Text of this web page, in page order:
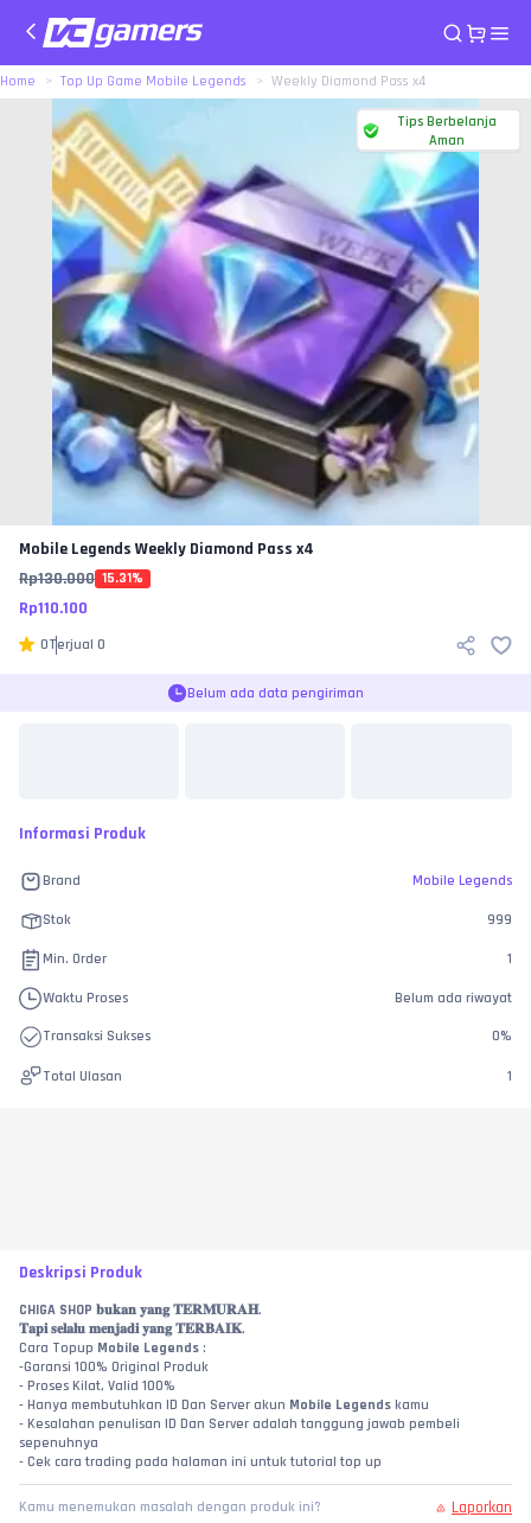
Home Top Up Game Mobile Legends Weekly Diamond Pass x4
Tips Berbelanja
Aman
Mobile Legends Weekly Diamond Pass x4
Rp130.000 15.31%
Rp110.100
0Terjual 0
Belum ada data pengiriman
Informasi Produk
Brand Mobile Legends
Stok 999
Min. Order 1
Waktu Proses Belum ada riwayat
Transaksi Sukses 0%
Total Ulasan 1
Deskripsi Produk
CHIGA SHOP 𝐛𝐮𝐤𝐚𝐧 𝐲𝐚𝐧𝐠 𝐓𝐄𝐑𝐌𝐔𝐑𝐀𝐇.
𝐓𝐚𝐩𝐢 𝐬𝐞𝐥𝐚𝐥𝐮 𝐦𝐞𝐧𝐣𝐚𝐝𝐢 𝐲𝐚𝐧𝐠 𝐓𝐄𝐑𝐁𝐀𝐈𝐊.
Cara Topup Mobile Legends :
-Garansi 100% Original Produk
- Proses Kilat, Valid 100%
- Hanya membutuhkan ID Dan Server akun Mobile Legends kamu
- Kesalahan penulisan ID Dan Server adalah tanggung jawab pembeli
sepenuhnya
- Cek cara trading pada halaman ini untuk tutorial top up
Kamu menemukan masalah dengan produk ini? Laporkan